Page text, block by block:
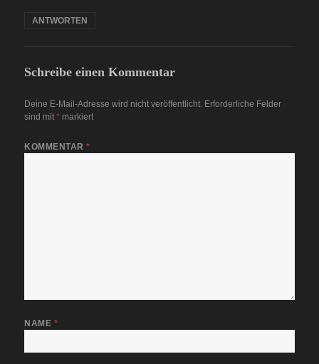
ANTWORTEN
Schreibe einen Kommentar
Deine E-Mail-Adresse wird nicht veröffentlicht. Erforderliche Felder
sind mit* markiert
KOMMENTAR*
NAME *